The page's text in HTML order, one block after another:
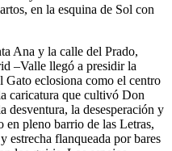
en la esquina de Sol con
Ana y la calle del Prado,
–Valle llegó a presidir la
Gato eclosiona como el centro
caricatura que cultivó Don
desventura, la desesperación y
pleno barrio de las Letras,
estrecha flanqueada por bares